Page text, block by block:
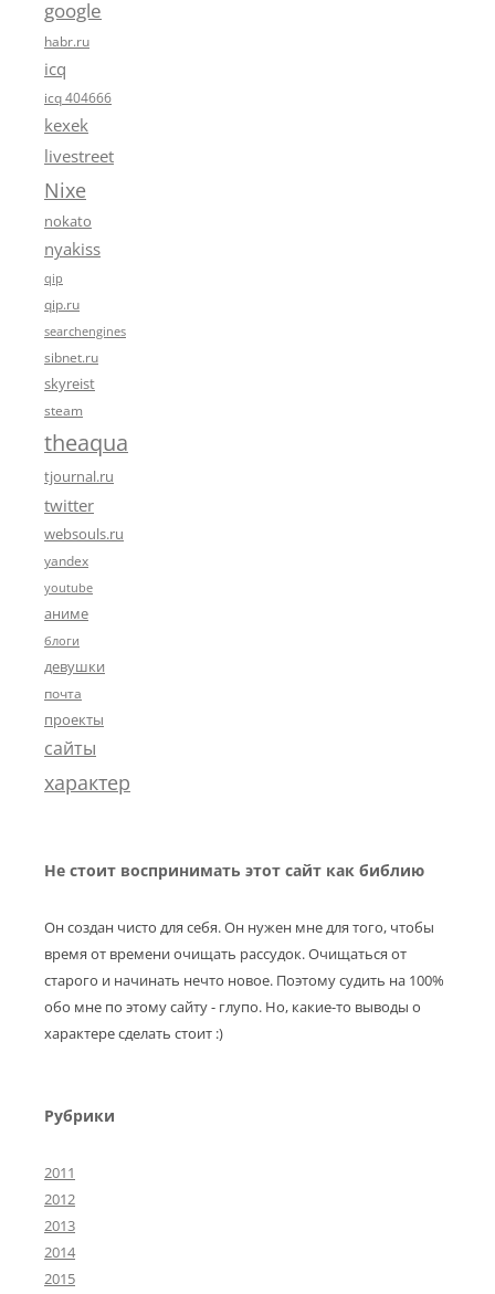
google
habr.ru
icq
icq 404666
kexek
livestreet
Nixe
nokato
nyakiss
qip
qip.ru
searchengines
sibnet.ru
skyreist
steam
theaqua
tjournal.ru
twitter
websouls.ru
yandex
youtube
аниме
блоги
девушки
почта
проекты
сайты
характер
Не стоит воспринимать этот сайт как библию
Он создан чисто для себя. Он нужен мне для того, чтобы
время от времени очищать рассудок. Очищаться от
старого и начинать нечто новое. Поэтому судить на 100%
обо мне по этому сайту - глупо. Но, какие-то выводы о
характере сделать стоит :)
Рубрики
2011
2012
2013
2014
2015